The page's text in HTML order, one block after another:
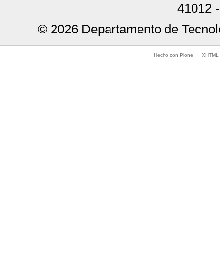
41012
© 2026 Departamento de
Hecho con Plone XHTML